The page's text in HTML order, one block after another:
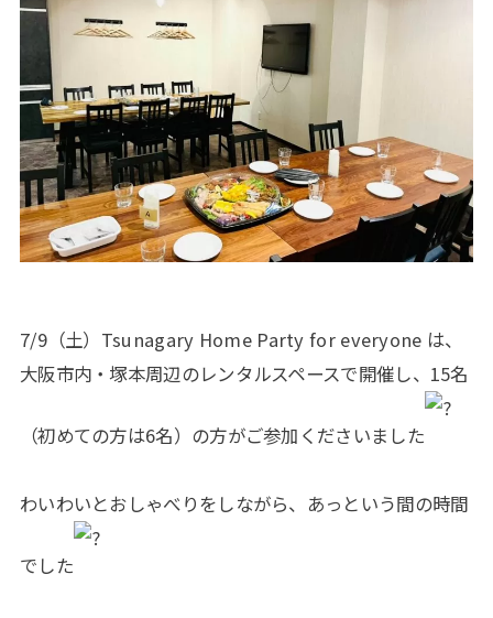
7/9（土）Tsunagary Home Party for everyone は、
大阪市内・塚本周辺のレンタルスペースで開催し、15名
（初めての方は6名）の方がご参加くださいました
わいわいとおしゃべりをしながら、あっという間の時間
でした